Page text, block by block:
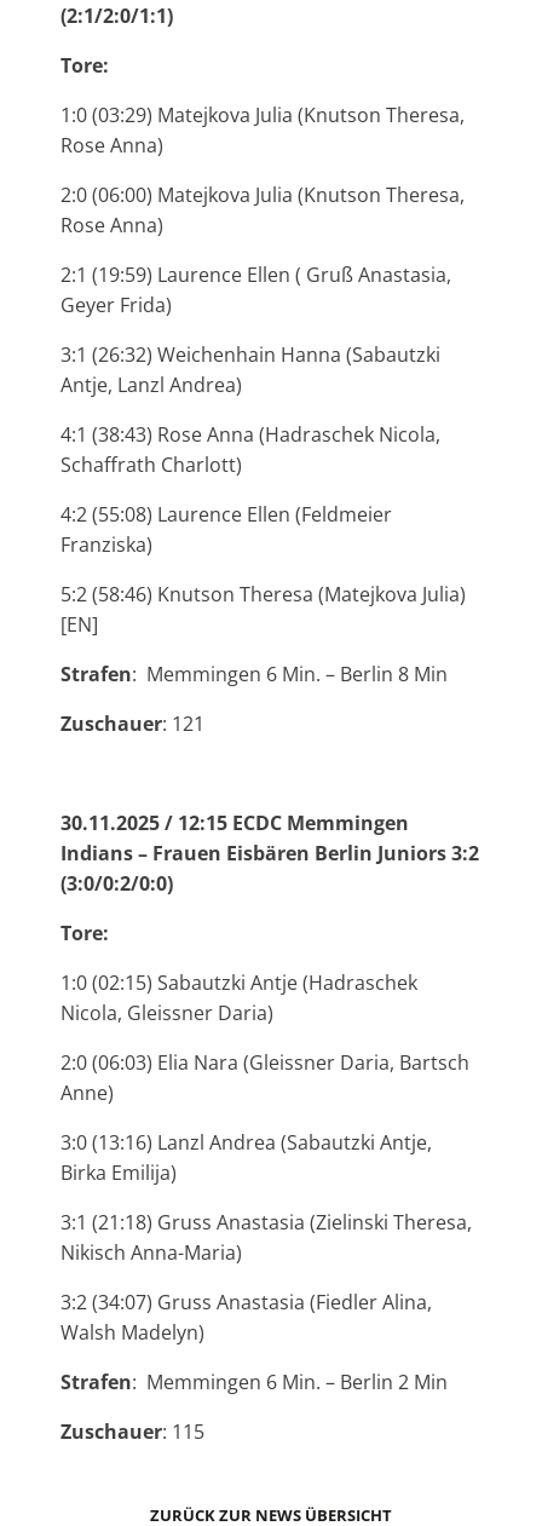
(2:1/2:0/1:1)
Tore:
1:0 (03:29) Matejkova Julia (Knutson Theresa,
Rose Anna)
2:0 (06:00) Matejkova Julia (Knutson Theresa,
Rose Anna)
2:1 (19:59) Laurence Ellen ( Gruß Anastasia,
Geyer Frida)
3:1 (26:32) Weichenhain Hanna (Sabautzki
Antje, Lanzl Andrea)
4:1 (38:43) Rose Anna (Hadraschek Nicola,
Schaffrath Charlott)
4:2 (55:08) Laurence Ellen (Feldmeier
Franziska)
5:2 (58:46) Knutson Theresa (Matejkova Julia)
[EN]
Strafen: Memmingen 6 Min. – Berlin 8 Min
Zuschauer: 121
30.11.2025 / 12:15 ECDC Memmingen
Indians – Frauen Eisbären Berlin Juniors 3:2
(3:0/0:2/0:0)
Tore:
1:0 (02:15) Sabautzki Antje (Hadraschek
Nicola, Gleissner Daria)
2:0 (06:03) Elia Nara (Gleissner Daria, Bartsch
Anne)
3:0 (13:16) Lanzl Andrea (Sabautzki Antje,
Birka Emilija)
3:1 (21:18) Gruss Anastasia (Zielinski Theresa,
Nikisch Anna-Maria)
3:2 (34:07) Gruss Anastasia (Fiedler Alina,
Walsh Madelyn)
Strafen: Memmingen 6 Min. – Berlin 2 Min
Zuschauer: 115
ZURÜCK ZUR NEWS ÜBERSICHT